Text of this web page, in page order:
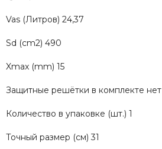
Vas (Литров) 24,37
Sd (cm2) 490
Xmax (mm) 15
Защитные решётки в комплекте нет
Количество в упаковке (шт.) 1
Точный размер (см) 31